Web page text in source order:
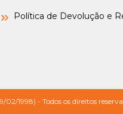
Política de Devolução e
1998) - Todos os direitos